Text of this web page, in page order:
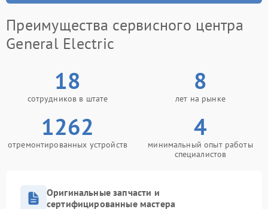
Преимущества сервисного центра
General Electric
18
сотрудников в штате
8
лет на рынке
1262
отремонтированных устройств
4
минимальный опыт работы
специалистов
Оригинальные запчасти и
сертифицированные мастера